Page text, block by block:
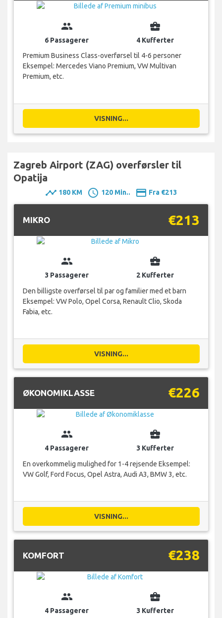
group
6 Passagerer
business_center
4 Kufferter
Premium Business Class-overførsel til 4-6 personer
Eksempel: Mercedes Viano Premium, VW Multivan
Premium, etc.
VISNING...
Zagreb Airport (ZAG) overførsler til
Opatija
timeline 180 KM schedule 120 Min.. payment Fra €213
MIKRO €213
group
3 Passagerer
business_center
2 Kufferter
Den billigste overførsel til par og familier med et barn
Eksempel: VW Polo, Opel Corsa, Renault Clio, Skoda
Fabia, etc.
VISNING...
ØKONOMIKLASSE €226
group
4 Passagerer
business_center
3 Kufferter
En overkommelig mulighed for 1-4 rejsende Eksempel:
VW Golf, Ford Focus, Opel Astra, Audi A3, BMW 3, etc.
VISNING...
KOMFORT €238
group
4 Passagerer
business_center
3 Kufferter